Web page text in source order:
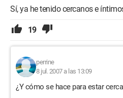
Sí, ya he tenido cercanos e
19
perrine
8 jul. 2007 a las 13:09
¿Y cómo se hace para estar